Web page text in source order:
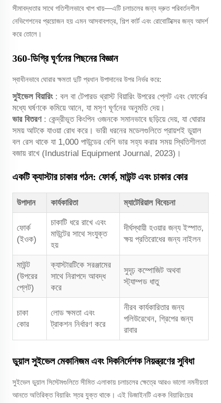
সীমাবদ্ধতার সাথে গতিশীলভাবে খাপ খায়—এটি চলাচলের জন্য দ্রুত পরিবর্তনশীল
নেভিগেশনের প্রয়োজন হয় এমন আসবাবপত্র, শিল্প কার্ট এবং রোবোটিক্সের জন্য আদর্শ
করে তোলে।
360-ডিগ্রি ঘূর্ণনের পিছনের বিজ্ঞান
স্বাধীনভাবে ঘোরার ক্ষমতা দুটি প্রধান উপাদানের উপর নির্ভর করে:
সুইভেল বিয়ারিং : বল বা টেপারড থ্রাস্ট বিয়ারিং উপরের প্লেট এবং ফোর্কের
মধ্যে ঘর্ষণকে কমিয়ে আনে, যা মসৃণ ঘূর্ণনের অনুমতি দেয়।
ভার বিতরণ : কেন্দ্রীভূত কিংপিন ওজনকে সমানভাবে ছড়িয়ে দেয়, যা ঘোরার
সময় আটকে যাওয়া রোধ করে। ভারী ধরনের মডেলগুলিতে প্রায়শই ডুয়াল
বল রেস থাকে যা 1,000 পাউন্ডের বেশি ভার সহ্য করার সময় স্থিতিশীলতা
বজায় রাখে (Industrial Equipment Journal, 2023)।
একটি ক্যাস্টার চাকার গঠন: ফোর্ক, মাউন্ট এবং চাকার কোর
উপাদান কার্যকারিতা ম্যাটেরিয়াল বিবেচনা
ফোর্ক
(ইওক)
চাকাটি ধরে রাখে এবং
মাউন্টের সাথে সংযুক্ত
হয়
দীর্ঘস্থায়ী হওয়ার জন্য ইস্পাত,
ক্ষয় প্রতিরোধের জন্য নাইলন
মাউন্ট
(উপরের
প্লেট)
ক্যাস্টারটিকে সরঞ্জামের
সাথে নিরাপদে আবদ্ধ
করে
সুদৃঢ় কম্পোজিট অথবা
স্ট্যাম্পড ধাতু
চাকা
কোর
লোড ক্ষমতা এবং
ট্রাকশন নির্ধারণ করে
নীরব কার্যকারিতার জন্য
পলিউরেথেন, গ্রিপের জন্য
রাবার
ডুয়াল সুইভেল মেকানিজম এবং দিকনির্দেশক নিয়ন্ত্রণের সুবিধা
সুইভেল ডুয়াল সিস্টেমগুলিতে সীমিত এলাকায় চলাচলের ক্ষেত্রে আরও ভালো নমনীয়তা
আনতে অতিরিক্ত বিয়ারিং স্তর যুক্ত থাকে। এই ডিজাইনটি একক বিয়ারিংয়ের